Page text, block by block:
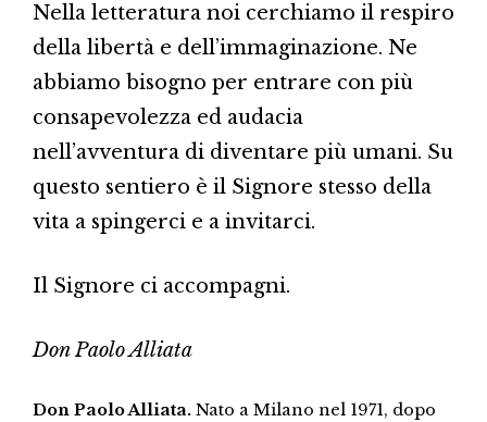
Nella letteratura noi cerchiamo il respiro
della libertà e dell’immaginazione. Ne
abbiamo bisogno per entrare con più
consapevolezza ed audacia
nell’avventura di diventare più umani. Su
questo sentiero è il Signore stesso della
vita a spingerci e a invitarci.
Il Signore ci accompagni.
Don Paolo Alliata
Don Paolo Alliata. Nato a Milano nel 1971, dopo